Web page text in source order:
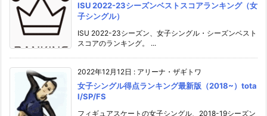
ISU 2022-23シーズンベストスコアランキング（女
子シングル）
ISU 2022-23シーズン、女子シングル・シーズンベスト
スコアのランキング。 ...
2022年12月12日 : アリーナ・ザギトワ
女子シングル得点ランキング最新版（2018~）tota
l/SP/FS
フィギュアスケートの女子シングル、2018-19シーズン